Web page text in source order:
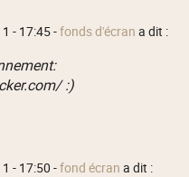
- 17:45-fonds d'écran a dit :
:)
- 17:50 -fond écran a dit :